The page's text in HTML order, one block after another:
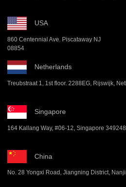
USA
860 Centennial Ave. Piscataway NJ
08854
Netherlands
Treubstraat 1, 1st floor. 2288EG, Rijswijk,
Singapore
164 Kallang Way, #06-12, Singapore 349248
China
No. 28 Yongxi Road, Jiangning District,